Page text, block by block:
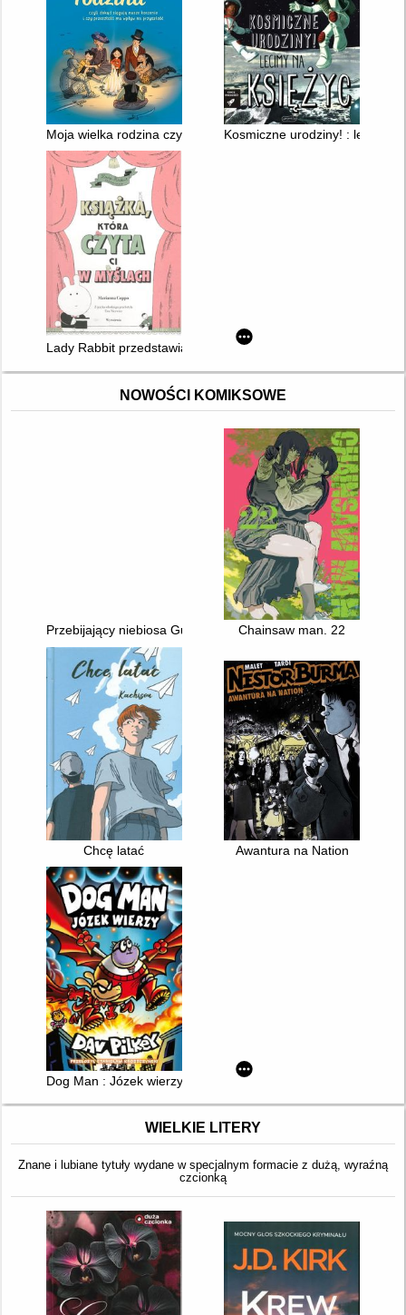
Moja wielka rodzina czyli Dokąd sięgają nasze korzenie i czy
Kosmiczne urodziny! : lecimy
Lady Rabbit przedstawia : Książka, która czyta ci w myślach
NOWOŚCI KOMIKSOWE
Przebijający niebiosa Gurren Lagann. Vol. 001
Chainsaw man. 22
Chcę latać Awantura na Nation
Dog Man : Józek wierzy
WIELKIE LITERY
Znane i lubiane tytuły wydane w specjalnym formacie z dużą, wyraźną
czcionką